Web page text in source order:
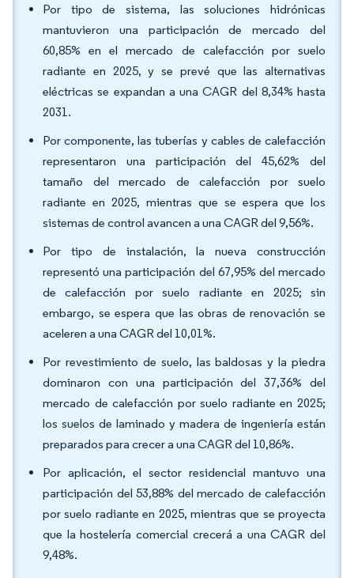
Por tipo de sistema, las soluciones hidrónicas
mantuvieron una participación de mercado del
60,85% en el mercado de calefacción por suelo
radiante en 2025, y se prevé que las alternativas
eléctricas se expandan a una CAGR del 8,34% hasta
2031.
Por componente, las tuberías y cables de calefacción
representaron una participación del 45,62% del
tamaño del mercado de calefacción por suelo
radiante en 2025, mientras que se espera que los
sistemas de control avancen a una CAGR del 9,56%.
Por tipo de instalación, la nueva construcción
representó una participación del 67,95% del mercado
de calefacción por suelo radiante en 2025; sin
embargo, se espera que las obras de renovación se
aceleren a una CAGR del 10,01%.
Por revestimiento de suelo, las baldosas y la piedra
dominaron con una participación del 37,36% del
mercado de calefacción por suelo radiante en 2025;
los suelos de laminado y madera de ingeniería están
preparados para crecer a una CAGR del 10,86%.
Por aplicación, el sector residencial mantuvo una
participación del 53,88% del mercado de calefacción
por suelo radiante en 2025, mientras que se proyecta
que la hostelería comercial crecerá a una CAGR del
9,48%.